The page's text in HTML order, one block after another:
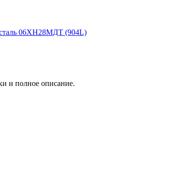
06ХН28МДТ (904L)
и полное описание.